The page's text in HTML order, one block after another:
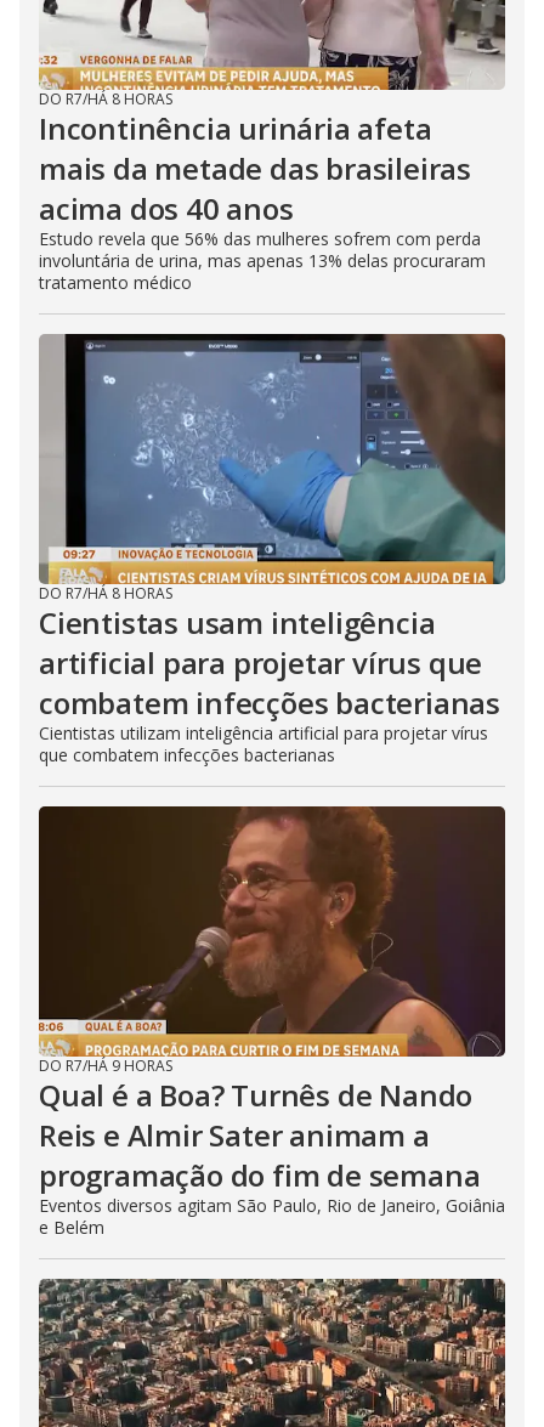
DO R7/HÁ 8 HORAS
Incontinência urinária afeta
mais da metade das brasileiras
acima dos 40 anos
Estudo revela que 56% das mulheres sofrem com perda
involuntária de urina, mas apenas 13% delas procuraram
tratamento médico
DO R7/HÁ 8 HORAS
Cientistas usam inteligência
artificial para projetar vírus que
combatem infecções bacterianas
Cientistas utilizam inteligência artificial para projetar vírus
que combatem infecções bacterianas
DO R7/HÁ 9 HORAS
Qual é a Boa? Turnês de Nando
Reis e Almir Sater animam a
programação do fim de semana
Eventos diversos agitam São Paulo, Rio de Janeiro, Goiânia
e Belém